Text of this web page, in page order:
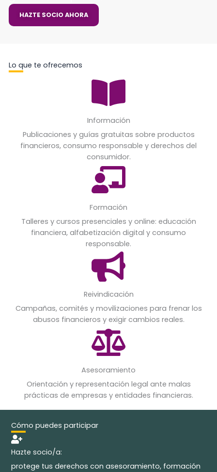
HAZTE SOCIO AHORA
Lo que te ofrecemos
Información
Publicaciones y guías gratuitas sobre productos
financieros, consumo responsable y derechos del
consumidor.
Formación
Talleres y cursos presenciales y online: educación
financiera, alfabetización digital y consumo
responsable.
Reivindicación
Campañas, comités y movilizaciones para frenar los
abusos financieros y exigir cambios reales.
Asesoramiento
Orientación y representación legal ante malas
prácticas de empresas y entidades financieras.
Cómo puedes participar
Hazte socio/a:
protege tus derechos con asesoramiento, formación